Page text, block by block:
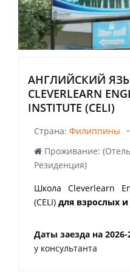
АНГЛИЙСКИЙ
CLEVERLEARN
INSTITUTE (CELI)
Страна: Филиппины -
Проживание:
Резиденция)
Школа Cleverlearn
(CELI) для взрослых и
Даты заезда на 2026-
у консультанта